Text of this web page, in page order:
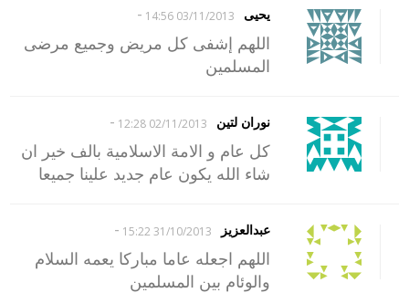
يحيى 03/11/2013 14:56
-
اللهم إشفى كل مريض وجميع مرضى
المسلمين
نوران لتين 02/11/2013 12:28
-
كل عام و الامة الاسلامية بالف خير ان
شاء الله يكون عام جديد علينا جميعا
عبدالعزيز 31/10/2013 15:22
-
اللهم اجعله عاما مباركا يعمه السلام
والوئام بين المسلمين